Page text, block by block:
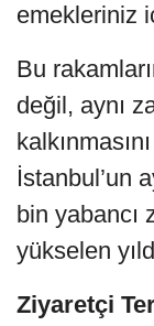
emekleriniz
Bu
değil, aynı
İstanbul’un
bin yabancı
yükselen
Ziyaretçi